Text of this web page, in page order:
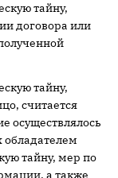
тайну,
договора или
тайну,
считается
осуществлялось
тайну, мер по
а также